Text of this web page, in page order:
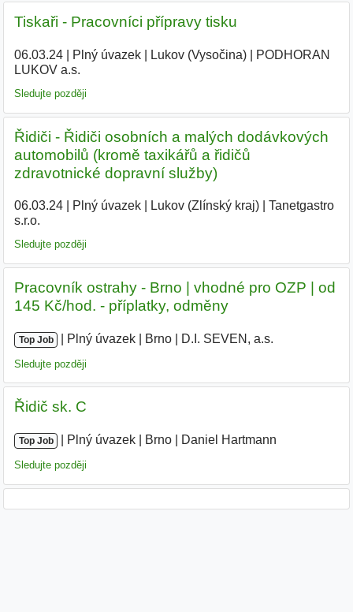
Tiskaři - Pracovníci přípravy tisku
06.03.24| Plný úvazek| Lukov (Vysočina)|
PODHORAN
LUKOV a.s.
Sledujte později
Řidiči - Řidiči osobních a malých dodávkových
automobilů (kromě taxikářů a řidičů
zdravotnické dopravní služby)
06.03.24| Plný úvazek| Lukov (Zlínský kraj)|
Tanetgastro
s.r.o.
Sledujte později
Pracovník ostrahy - Brno | vhodné pro OZP | od
145 Kč/hod. - příplatky, odměny
Top Job Plný úvazek Brno D.I. SEVEN, a.s.
Sledujte později
Řidič sk. C
Top Job Plný úvazek Brno Daniel Hartmann
Sledujte později